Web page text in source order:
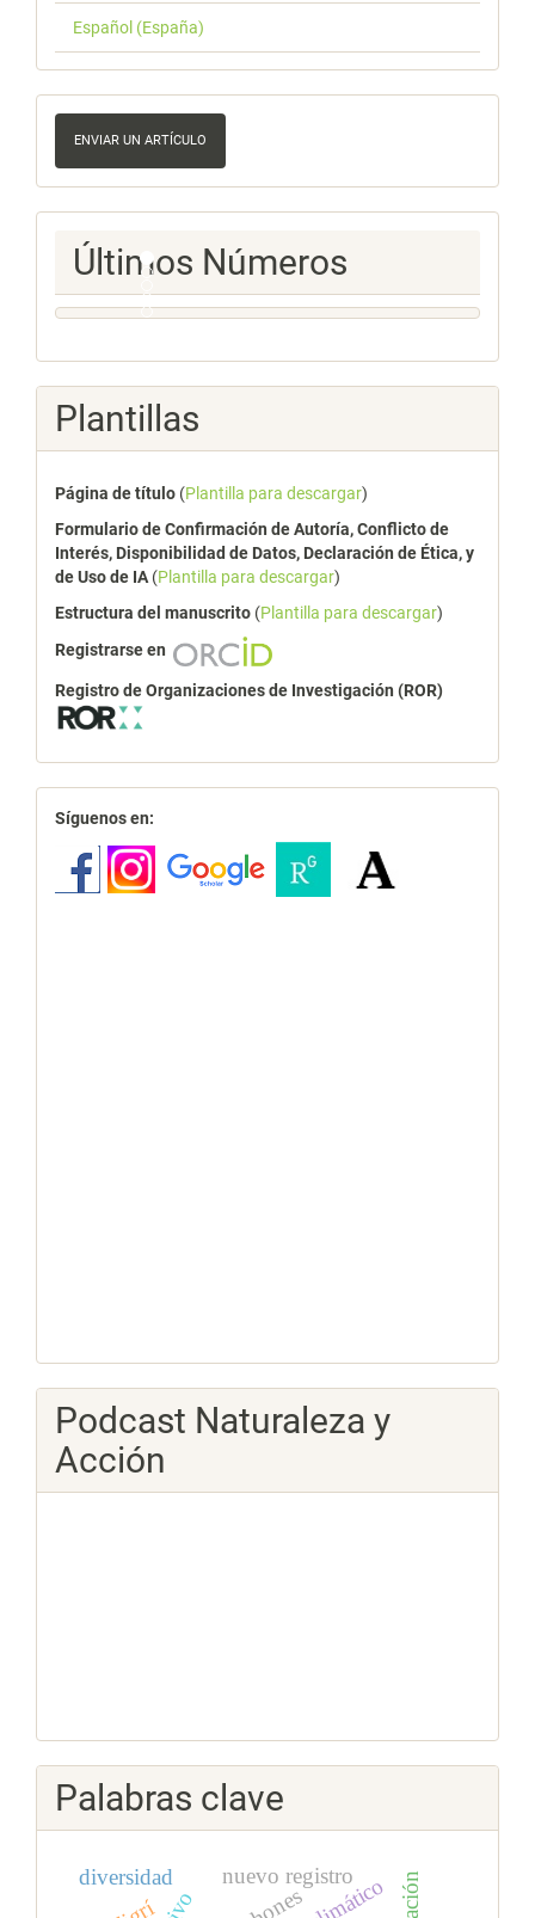
Español (España)
Enviar
un
artículo
ENVIAR UN ARTÍCULO
Ultimos
Numeros
Últimos Números
Plantillas
Página de título (Plantilla para descargar)
Formulario de Confirmación de Autoría, Conflicto de
Interés, Disponibilidad de Datos, Declaración de Ética, y
de Uso de IA(Plantilla para descargar)
Estructura del manuscrito (Plantilla para descargar)
Registrarse en
Registro de Organizaciones de Investigación (ROR)
redes
Síguenos en:
Podcast Naturaleza y
Acción
Palabras clave
diversidad nuevo registro